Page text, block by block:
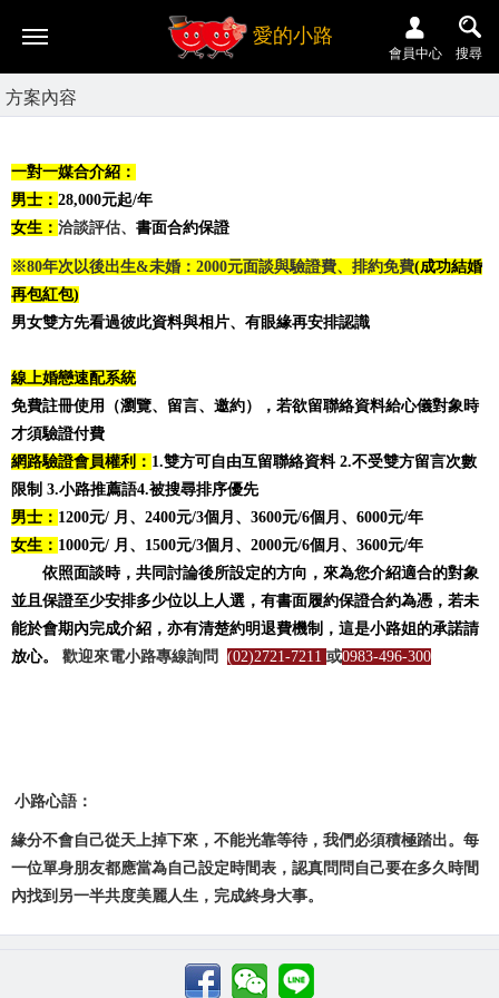
愛的小路
搜尋
會員中心
方案內容
一對一媒合介紹：
男士： 28,000元起/年
女生： 洽談評估、 書面合約保證
※80年次以後出生&未婚：2000元面談與驗證費、排約免費(成功結婚
再包紅包)
男女雙方先看過彼此資料與相片、有眼緣再安排認識
線上婚戀速配系統
免費註冊使用（瀏覽、留言、邀約），若欲留聯絡資料給心儀對象時
才須驗證付費
網路驗證會員權利： 1.雙方可自由互留聯絡資料 2.不受雙方留言次數
限制 3.小路推薦語4.被搜尋排序優先
男士： 1200元/ 月、2400元/3個月、3600元/6個月、6000元/年
女生： 1000元/ 月、1500元/3個月、2000元/6個月、3600元/年
依照面談時，共同討論後所設定的方向，來為您介紹適合的對象
並且保證至少安排多少位以上人選，有書面履約保證合約為憑，若未
能於會期內完成介紹，亦有清楚約明退費機制，這是小路姐的承諾請
放心。
歡迎來電小路專線詢問 (02)2721-7211 或0983-496-300
小路心語：
緣分不會自己從天上掉下來，不能光靠等待，我們必須積極踏出。每
一位單身朋友都應當為自己設定時間表，認真問問自己要在多久時間
內找到另一半共度美麗人生，完成終身大事。